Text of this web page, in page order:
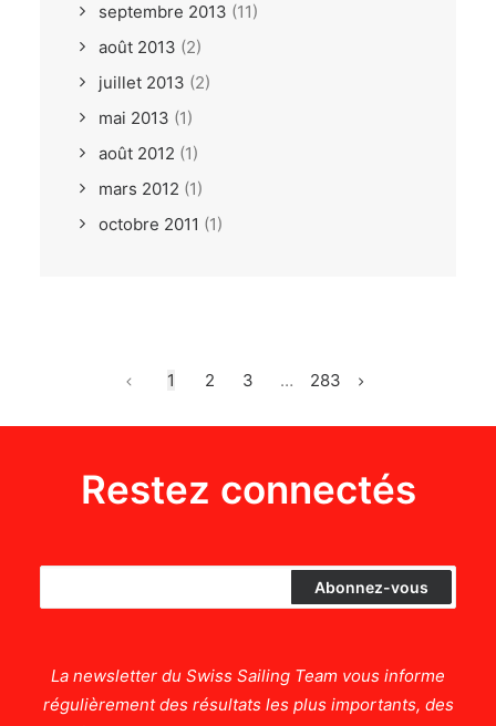
septembre 2013 (11)
août 2013 (2)
juillet 2013 (2)
mai 2013 (1)
août 2012 (1)
mars 2012 (1)
octobre 2011 (1)
1 2 3 … 283
Restez connectés
La newsletter du Swiss Sailing Team vous informe
régulièrement des résultats les plus importants, des